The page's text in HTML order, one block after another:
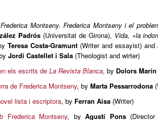
Montseny. Frederica Montseny i el
Padrós (Universitat de Girona), Vida, «la
Teresa Costa-Gramunt (Writer and essayist) and
Jordi Castellet i Sala (Theologist and wirter)
els escrits de La Revista Blanca, by Dolors Marín
de Frederica Montseny, by Marta Pessarrodona
i escriptora, by Ferran Aisa (Writer)
Frederica Montseny, byAgustí Pons